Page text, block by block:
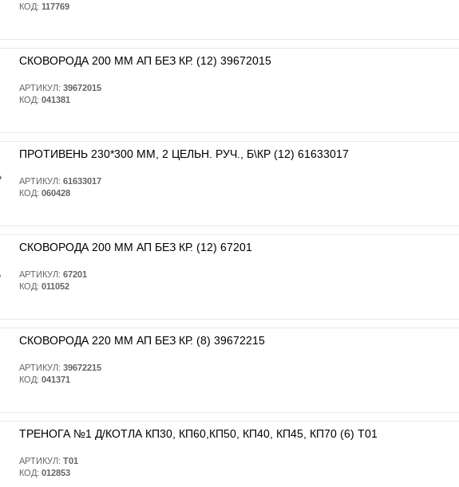
КОД: 117769
СКОВОРОДА 200 ММ АП БЕЗ КР. (12) 39672015
АРТИКУЛ: 39672015
КОД: 041381
ПРОТИВЕНЬ 230*300 ММ, 2 ЦЕЛЬН. РУЧ., Б\КР (12) 61633017
АРТИКУЛ: 61633017
КОД: 060428
СКОВОРОДА 200 ММ АП БЕЗ КР. (12) 67201
АРТИКУЛ: 67201
КОД: 011052
СКОВОРОДА 220 ММ АП БЕЗ КР. (8) 39672215
АРТИКУЛ: 39672215
КОД: 041371
ТРЕНОГА №1 Д/КОТЛА КП30, КП60,КП50, КП40, КП45, КП70 (6) Т01
АРТИКУЛ: Т01
КОД: 012853